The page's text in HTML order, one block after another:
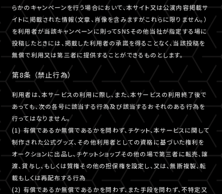
らかのキャンペーンを行う場合において、本サイト又は公演内容掲載サ
イトに掲載された情報（文章、肖像を含みますがこれらに限りません。）
を利用者が当該キャンペーンに則ってSNSその他当社が指定する場に
投稿したときには、掲載した利用者の承諾を得ることなく、当該投稿を
無償で利用又は第三者に提供することができるものとします。
第8条 （禁止行為）
利用者は、本サービスの利用に際し、また、本サービスの利用終了後で
あっても、次の各号に該当する行為及び該当するおそれのある行為を
行ってはなりません。
(1) 有償であるか無償であるかを問わず、チケット、本サービスに関して
制作された公式グッズ、その他利用者としての資格に基づいた権利を
オークションに出品し、チケットショップその他の場で第三者に転売、譲
渡、貸与し、もしくは質権その他の担保権を設定し、又は、無断複製、転
載もしくは再配布する行為
(2) 有償であるか無償であるかを問わず、また手段を問わず、不特定又